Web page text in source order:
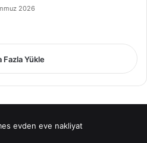
2026
Fazla Yükle
evden eve nakliyat